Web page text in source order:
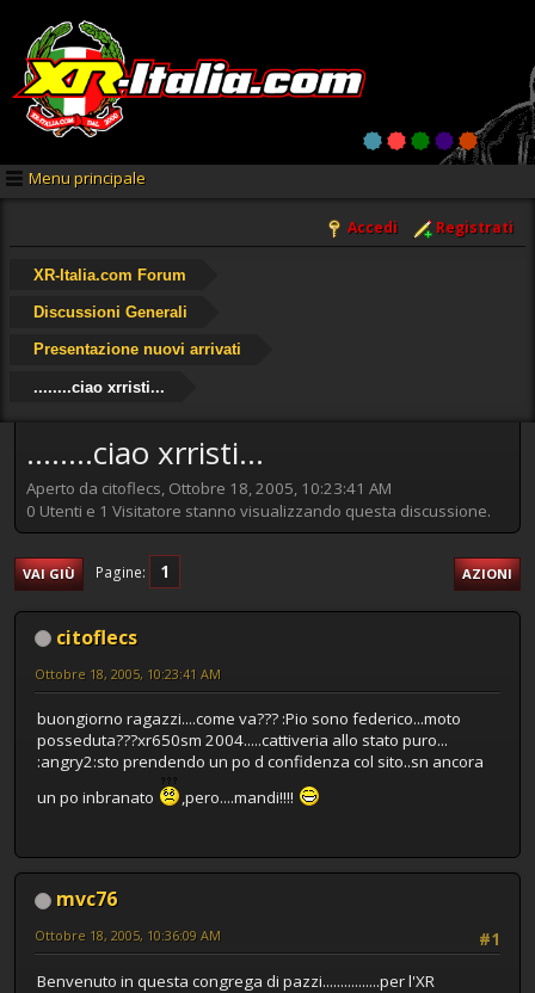
Menu principale
Accedi Registrati
XR-Italia.com Forum
Discussioni Generali
Presentazione nuovi arrivati
........ciao xrristi...
........ciao xrristi...
Aperto da citoflecs, Ottobre 18, 2005, 10:23:41 AM
0 Utenti e 1 Visitatore stanno visualizzando questa discussione.
VAI GIÙ Pagine 1 AZIONI
citoflecs
Ottobre 18, 2005, 10:23:41 AM
buongiorno ragazzi....come va??? :Pio sono federico...moto
posseduta???xr650sm 2004.....cattiveria allo stato puro...
:angry2:sto prendendo un po d confidenza col sito..sn ancora
un po inbranato
,pero....mandi!!!!
mvc76
#1
Ottobre 18, 2005, 10:36:09 AM
Benvenuto in questa congrega di pazzi................per l'XR